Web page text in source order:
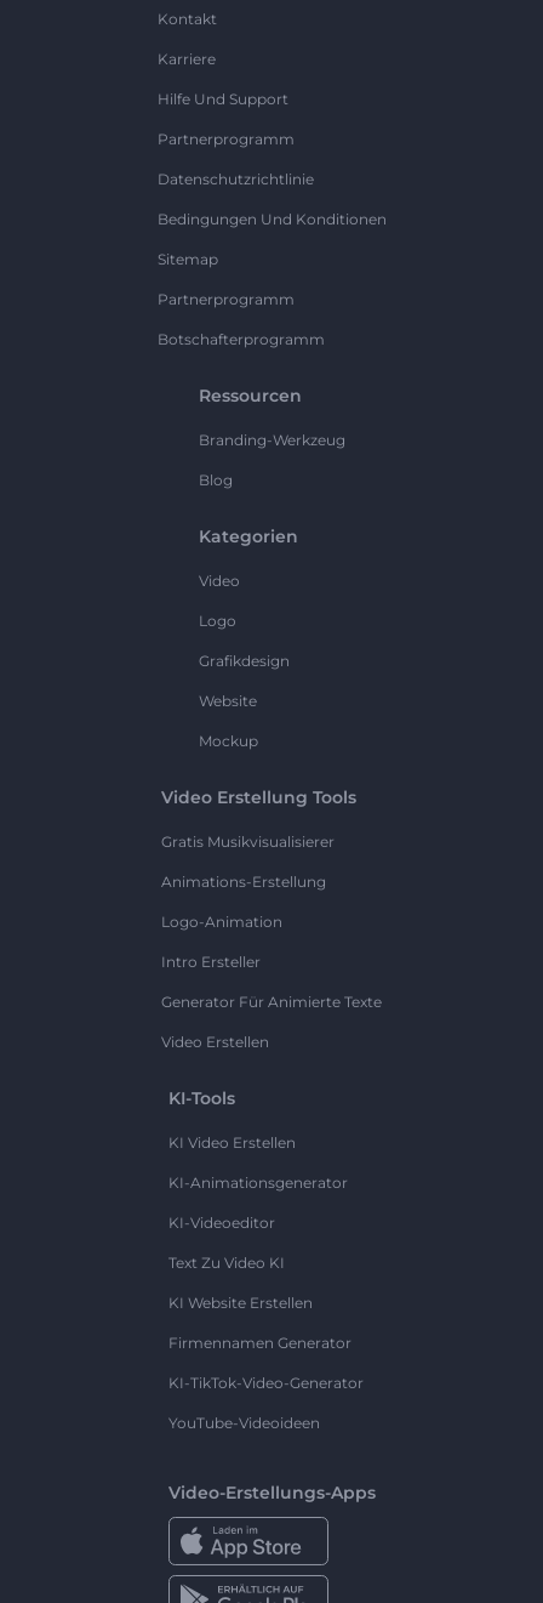
Kontakt
Karriere
Hilfe Und Support
Partnerprogramm
Datenschutzrichtlinie
Bedingungen Und Konditionen
Sitemap
Partnerprogramm
Botschafterprogramm
Ressourcen
Branding-Werkzeug
Blog
Kategorien
Video
Logo
Grafikdesign
Website
Mockup
Video Erstellung Tools
Gratis Musikvisualisierer
Animations-Erstellung
Logo-Animation
Intro Ersteller
Generator Für Animierte Texte
Video Erstellen
KI-Tools
KI Video Erstellen
KI-Animationsgenerator
KI-Videoeditor
Text Zu Video KI
KI Website Erstellen
Firmennamen Generator
KI-TikTok-Video-Generator
YouTube-Videoideen
Video-Erstellungs-Apps